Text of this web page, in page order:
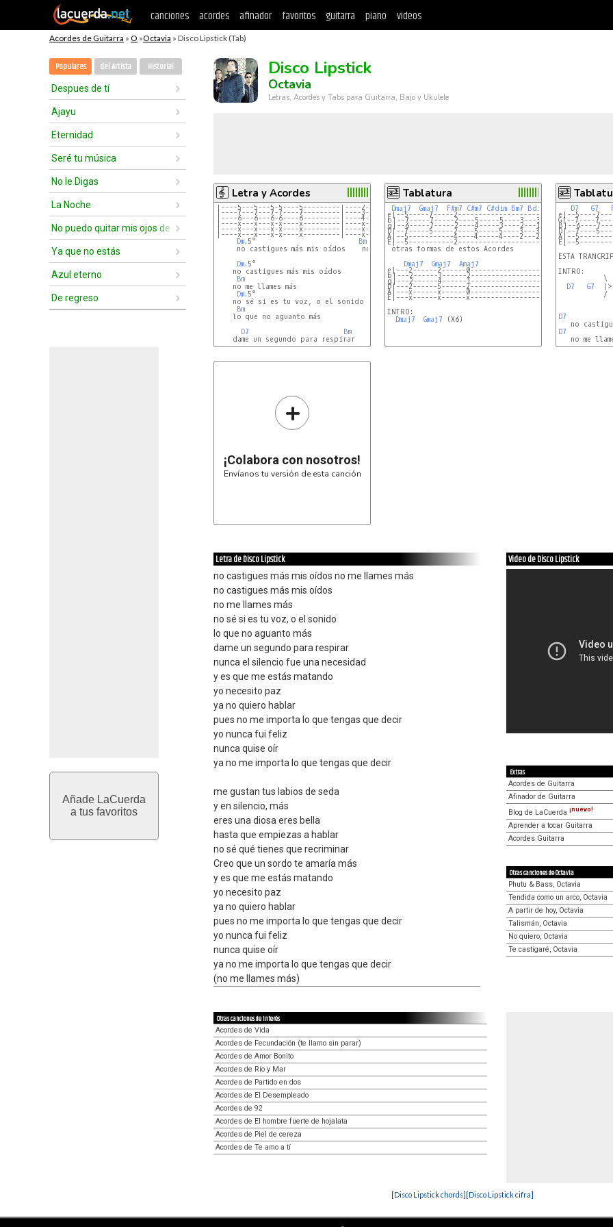
canciones acordes afinador favoritos guitarra piano videos
Acordes de Guitarra » O »Octavia » Disco Lipstick (Tab)
Populares del Artista Historial
Despues de tí
Ajayu
Eternidad
Seré tu música
No le Digas
La Noche
No puedo quitar mis ojos de ti
Ya que no estás
Azul eterno
De regreso
Añade LaCuerda
a tus favoritos
Disco Lipstick
Octavia
Letras, Acordes y Tabs para Guitarra, Bajo y Ukulele
Letra y Acordes
|----5---5---5-5----5---------|----2---2---2-2----2-----|
|----7---7---7-7----7---------|----3---3---3-3----3-----|
|----6---6---6-6----6---------|----4---4---4-4----4-----|
|----x---x---x-x----x---------|----x---x---x-x----x-----|
|----x---x---x-x----x---------|----x---x---x-x----x-----|
|----x---x---x-x----x---------|----x---x---x-x----x-----|
Dm.5° Bm
     no castigues más mis oídos    no me llames más
Dm.5°
    no castigues más mis oídos
Bm
    no me llames más
Dm.5°
    no sé si es tu voz, o el sonido
Bm
    lo que no aguanto más
D7
Bm
Tablatura
Dmaj7 Gmaj7 F#m7 C#m7 C#dim Bm7 Bdim B7sus4
e|--5-----7-----2-------------------------9----
b|--7-----7-----2----5-----5----3---3-----9----
g|--6-----7-----2----4-----3----2---1-----9----
D|--7-----5-----2----5-----5----3---3-----7----
A|--5-----------4----4-----4----2---2----------
E|--5-----------2------------------------------
Dmaj7 Gmaj7 Amaj7
e|---2------2------0-------------------
b|---2------3------2-------------------
g|---2------4------1-------------------
D|---2------5------2-------------------
A|---x------x------0-------------------
E|---x------x------x-------------------
INTRO:
Dmaj7
Gmaj7 (X6)
D7 G7
e|--5----
G|--7----
B|--6----
D|--7----
A|--
E|--
ESTA
INTRO:
           \
D7
G7
           /
D7
D7
+
¡Colabora con nosotros!
Envíanos tu versión de esta canción
Letra de Disco Lipstick
no castigues más mis oídos no me llames más
no castigues más mis oídos
no me llames más
no sé si es tu voz, o el sonido
lo que no aguanto más
dame un segundo para respirar
nunca el silencio fue una necesidad
y es que me estás matando
yo necesito paz
ya no quiero hablar
pues no me importa lo que tengas que decir
yo nunca fui feliz
nunca quise oír
ya no me importa lo que tengas que decir
me gustan tus labios de seda
y en silencio, más
eres una diosa eres bella
hasta que empiezas a hablar
no sé qué tienes que recriminar
Creo que un sordo te amaría más
y es que me estás matando
yo necesito paz
ya no quiero hablar
pues no me importa lo que tengas que decir
yo nunca fui feliz
nunca quise oír
ya no me importa lo que tengas que decir
(no me llames más)
Video de Disco Lipstick
Extras
Acordes de Guitarra
Afinador de Guitarra
Blog de LaCuerda ¡nuevo!
Aprender a tocar Guitarra
Acordes Guitarra
Otras canciones de Octavia
Phutu & Bass, Octavia
Tendida como un arco, Octavia
A partir de hoy, Octavia
Talismán, Octavia
No quiero, Octavia
Te castigaré, Octavia
Otras canciones de interés
Acordes de Vida
Acordes de Fecundación (te llamo sin parar)
Acordes de Amor Bonito
Acordes de Río y Mar
Acordes de Partido en dos
Acordes de El Desempleado
Acordes de 92
Acordes de El hombre fuerte de hojalata
Acordes de Piel de cereza
Acordes de Te amo a tí
[Disco Lipstick chords][Disco Lipstick cifra]